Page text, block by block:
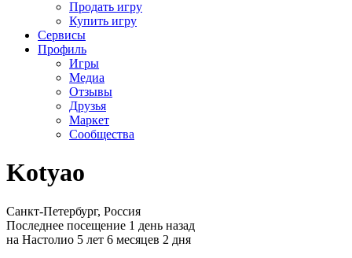
Продать игру
Купить игру
Сервисы
Профиль
Игры
Медиа
Отзывы
Друзья
Маркет
Сообщества
Kotyao
Санкт-Петербург, Россия
Последнее посещение 1 день назад
на Настолио 5 лет 6 месяцев 2 дня